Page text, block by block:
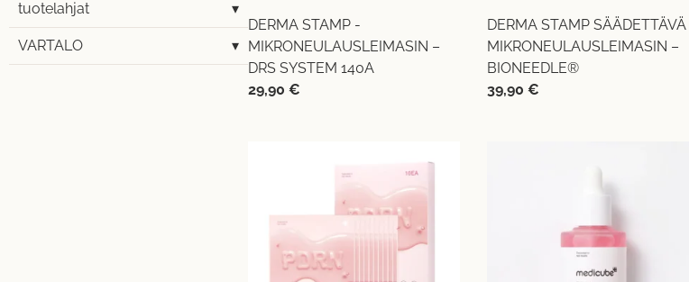
tuotelahjat ▾
VARTALO ▾
DERMA STAMP -
MIKRONEULAUSLEIMASIN –
DRS SYSTEM 140A
29,90 €
DERMA STAMP SÄÄDETTÄVÄ
MIKRONEULAUSLEIMASIN –
BIONEEDLE®
39,90€